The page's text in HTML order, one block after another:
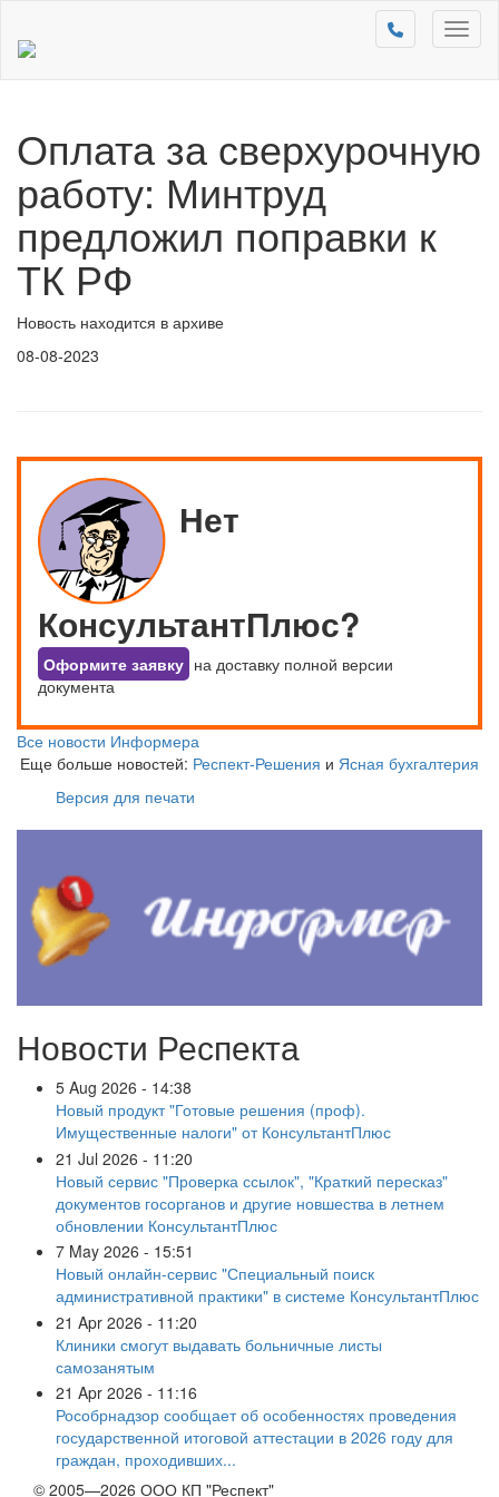
Оплата за сверхурочную
работу: Минтруд
предложил поправки к
ТК РФ
Новость находится в архиве
08-08-2023
Нет
КонсультантПлюс?
Оформите заявку на доставку полной версии
документа
Все новости Информера
Еще больше новостей: Респект-Решения и Ясная бухгалтерия
Версия для печати
Новости Респекта
5 Aug 2026 - 14:38
Новый продукт "Готовые решения (проф).
Имущественные налоги" от КонсультантПлюс
21 Jul 2026 - 11:20
Новый сервис "Проверка ссылок", "Краткий пересказ"
документов госорганов и другие новшества в летнем
обновлении КонсультантПлюс
7 May 2026 - 15:51
Новый онлайн-сервис "Специальный поиск
административной практики" в системе КонсультантПлюс
21 Apr 2026 - 11:20
Клиники смогут выдавать больничные листы
самозанятым
21 Apr 2026 - 11:16
Рособрнадзор сообщает об особенностях проведения
государственной итоговой аттестации в 2026 году для
граждан, проходивших...
© 2005—2026 ООО КП "Респект"